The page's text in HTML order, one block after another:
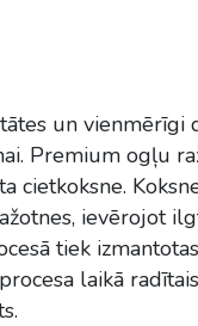
un vienmērīgi
Premium ogļu
cietkoksne.
ievērojot
tiek
laikā